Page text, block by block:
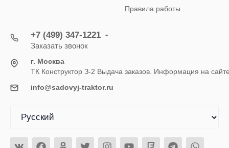
Правила работы
+7 (499) 347-1221
Заказать звонок
г. Москва
ТК Конструктор З-2 Выдача заказов. Информация на
info@sadovyj-traktor.ru